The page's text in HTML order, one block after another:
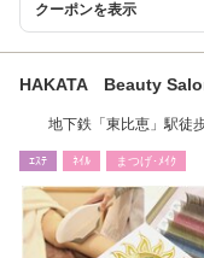
クーポンを表示
HAKATA Beauty
地下鉄「東比恵」駅徒
ｴｽﾃ ﾈｲﾙ まつげ･ﾒｲｸ